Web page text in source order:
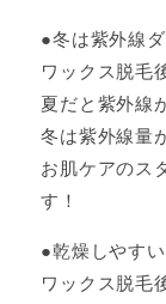
●冬は紫外線
ワックス脱毛
夏だと紫外線
冬は紫外線量
お肌ケアのス
す！
●乾燥しやす
ワックス脱毛